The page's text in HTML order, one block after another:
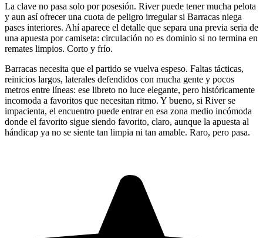
La clave no pasa solo por posesión. River puede tener mucha pelota
y aun así ofrecer una cuota de peligro irregular si Barracas niega
pases interiores. Ahí aparece el detalle que separa una previa seria de
una apuesta por camiseta: circulación no es dominio si no termina en
remates limpios. Corto y frío.
Barracas necesita que el partido se vuelva espeso. Faltas tácticas,
reinicios largos, laterales defendidos con mucha gente y pocos
metros entre líneas: ese libreto no luce elegante, pero históricamente
incomoda a favoritos que necesitan ritmo. Y bueno, si River se
impacienta, el encuentro puede entrar en esa zona medio incómoda
donde el favorito sigue siendo favorito, claro, aunque la apuesta al
hándicap ya no se siente tan limpia ni tan amable. Raro, pero pasa.